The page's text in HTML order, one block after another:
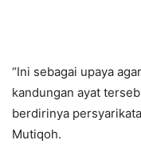
“Ini sebagai upaya
kandungan ayat
berdirinya
Mutiqoh.